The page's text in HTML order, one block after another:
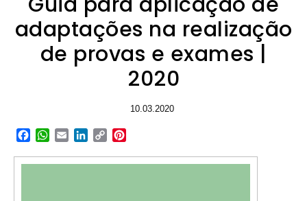
adaptações na realização
de provas e exames |
2020
10.03.2020
Facebook
WhatsApp
EmailLinkedIn
Copy